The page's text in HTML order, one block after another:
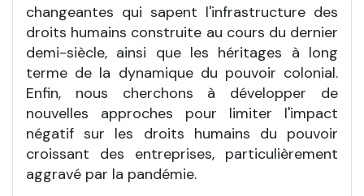
changeantes qui sapent l'infrastructure des
droits humains construite au cours du dernier
demi-siècle, ainsi que les héritages à long
terme de la dynamique du pouvoir colonial.
Enfin, nous cherchons à développer de
nouvelles approches pour limiter l'impact
négatif sur les droits humains du pouvoir
croissant des entreprises, particulièrement
aggravé par la pandémie.